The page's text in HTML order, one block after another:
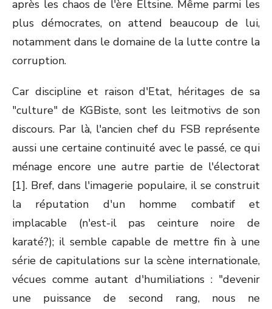
après les chaos de l'ère Eltsine. Même parmi les
plus démocrates, on attend beaucoup de lui,
notamment dans le domaine de la lutte contre la
corruption.
Car discipline et raison d'Etat, héritages de sa
"culture" de KGBiste, sont les leitmotivs de son
discours. Par là, l'ancien chef du FSB représente
aussi une certaine continuité avec le passé, ce qui
ménage encore une autre partie de l'électorat
[1]. Bref, dans l'imagerie populaire, il se construit
la réputation d'un homme combatif et
implacable (n'est-il pas ceinture noire de
karaté?); il semble capable de mettre fin à une
série de capitulations sur la scène internationale,
vécues comme autant d'humiliations : "devenir
une puissance de second rang, nous ne